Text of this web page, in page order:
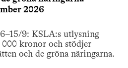
2026
9: KSLA:s utlysning
kronor och stödjer
och de gröna näringarna.